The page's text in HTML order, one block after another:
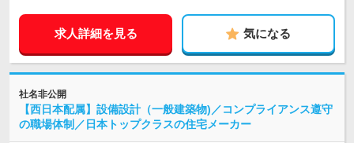
求人詳細を見る 気になる
社名非公開
【西日本配属】設備設計（一般建築物)／コンプライアンス遵守
の職場体制／日本トップクラスの住宅メーカー